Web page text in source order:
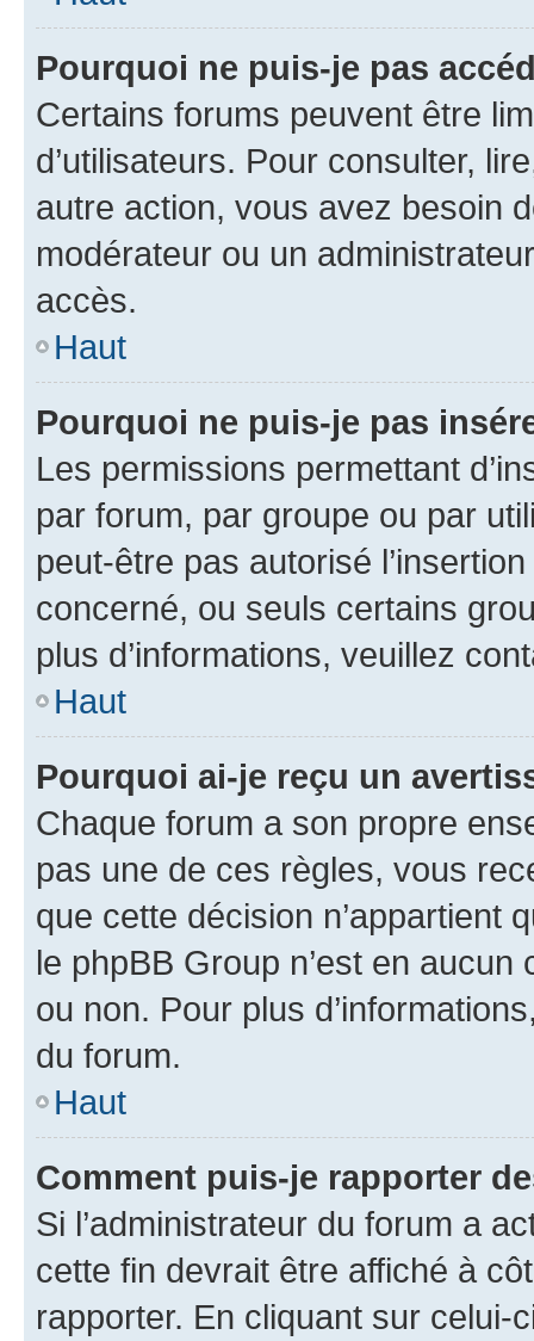
Pourquoi ne puis-je pas
Certains forums peuvent être
d’utilisateurs. Pour consulter,
autre action, vous avez besoin
modérateur ou un
accès.
Haut
Pourquoi ne puis-je pas
Les permissions permettant
par forum, par groupe ou par
peut-être pas autorisé
concerné, ou seuls certains
plus d’informations, veuillez
Haut
Pourquoi ai-je reçu un
Chaque forum a son propre
pas une de ces règles, vous
que cette décision n’appartient
le phpBB Group n’est en
ou non. Pour plus
du forum.
Haut
Comment puis-je rapporter
Si l’administrateur du forum a
cette fin devrait être affiché à
rapporter. En cliquant sur